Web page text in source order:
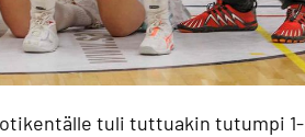
tuli tuttuakin tutumpi 1-